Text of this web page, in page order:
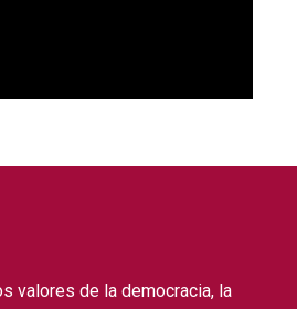
valores de la democracia, la